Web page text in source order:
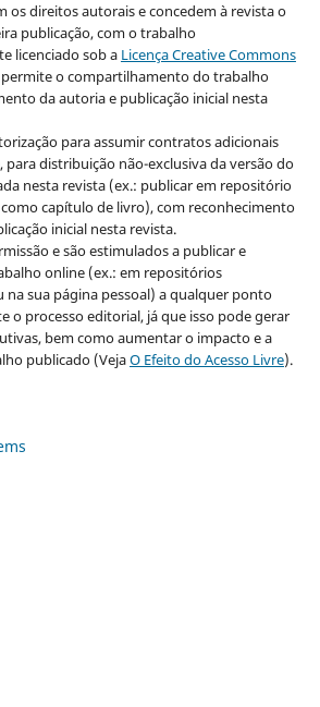
os direitos autorais e concedem à revista o
publicação, com o trabalho
licenciado sob a Licença Creative Commons
o compartilhamento do trabalho
da autoria e publicação inicial nesta
para assumir contratos adicionais
para distribuição não-exclusiva da versão do
nesta revista (ex.: publicar em repositório
capítulo de livro), com reconhecimento
inicial nesta revista.
e são estimulados a publicar e
online (ex.: em repositórios
na sua página pessoal) a qualquer ponto
o processo editorial, já que isso pode gerar
bem como aumentar o impacto e a
publicado (VejaO Efeito do Acesso Livre).